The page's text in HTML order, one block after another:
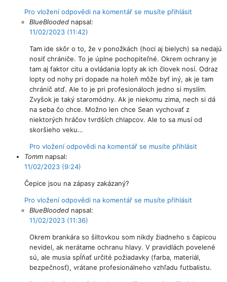
Pro vložení odpovědi na komentář se musíte přihlásit
BlueBlooded napsal:
11/02/2023 (11:42)
Tam ide skôr o to, že v ponožkách (hoci aj bielych) sa nedajú
nosiť chrániče. To je úplne pochopiteľné. Okrem ochrany je
tam aj faktor citu a ovládania lopty ak ich človek nosí. Odraz
lopty od nohy pri dopade na holeň môže byť iný, ak je tam
chránič atď. Ale to je pri profesionáloch jedno si myslím.
Zvyšok je taký staromódny. Ak je niekomu zima, nech si dá
na seba čo chce. Možno len chce Sean vychovať z
niektorých hráčov tvrdších chlapcov. Ale to sa musí od
skoršieho veku…
Pro vložení odpovědi na komentář se musíte přihlásit
Tomm napsal:
11/02/2023 (9:24)
Čepice jsou na zápasy zakázaný?
Pro vložení odpovědi na komentář se musíte přihlásit
BlueBlooded napsal:
11/02/2023 (11:36)
Okrem brankára so šiltovkou som nikdy žiadneho s čapicou
nevidel, ak nerátame ochranu hlavy. V pravidlách povelené
sú, ale musia spĺňať určité požiadavky (farba, materiál,
bezpečnosť), vrátane profesionálneho vzhľadu futbalistu.